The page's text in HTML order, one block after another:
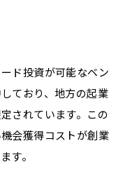
ド投資が可能なベン
ており、地方の起業
されています。この
会獲得コストが創業
す。